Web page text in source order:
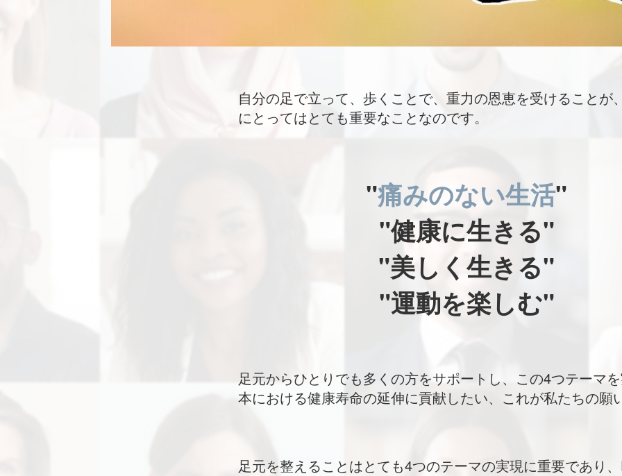
自分の足で立って、歩くことで、重力の恩恵を受けることが
にとってはとても重要なことなのです。
"痛みのない生活"
"健康に生きる"
"美しく生きる"
"運動を楽しむ"
足元からひとりでも多くの方をサポートし、この4つテーマ
本における健康寿命の延伸に貢献したい、これが私たちの願
足元を整えることはとても4つのテーマの実現に重要であり、